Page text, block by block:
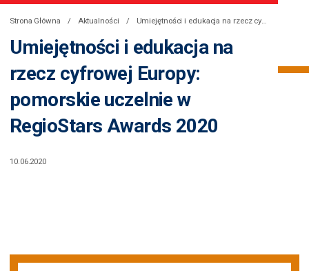
Strona Główna Aktualności Umiejętności i edukacja na rzecz cyfrowej Europy: pomorskie uczelnie w RegioStars Awards 2020
Umiejętności i edukacja na
rzecz cyfrowej Europy:
pomorskie uczelnie w
RegioStars Awards 2020
10.06.2020